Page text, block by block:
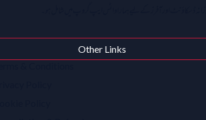
Other Links